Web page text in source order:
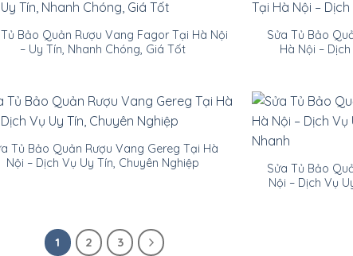
Bảo Quản Rượu Vang Fagor Tại Hà Nội
– Uy Tín, Nhanh Chóng, Giá Tốt
Sửa Tủ Bảo
Hà Nội –
Tủ Bảo Quản Rượu Vang Gereg Tại Hà
Nội – Dịch Vụ Uy Tín, Chuyên Nghiệp
Sửa Tủ Bảo
Nội – Dịch Vụ
1 2 3